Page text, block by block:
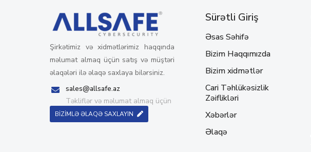
Şirkətimiz və xidmətlərimiz haqqında
məlumat almaq üçün satış və müştəri
əlaqələri ilə əlaqə saxlaya bilərsiniz.
sales@allsafe.az
Təkliflər və məlumat almaq üçün
BİZİMLƏ ƏLAQƏ SAXLAYIN
Sürətli Giriş
Əsas Səhifə
Bizim Haqqımızda
Bizim xidmətlər
Cari Təhlükəsizlik
Zəiflikləri
Xəbərlər
Əlaqə